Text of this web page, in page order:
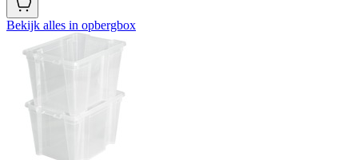
Bekijk alles in opbergbox